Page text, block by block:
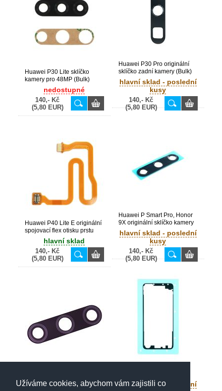
Užíváme cookies, abychom vám zajistili co
Huawei P30 Lite sklíčko
kamery pro 48MP (Bulk)
nedostupné
140,- Kč
(5,80 EUR)
Huawei P30 Pro originální
sklíčko zadní kamery (Bulk)
hlavní sklad - poslední
kusy
140,- Kč
(5,80 EUR)
Huawei P40 Lite E originální
spojovací flex otisku prstu
(Service Pack) - 03026FPR
hlavní sklad
140,- Kč
(5,80 EUR)
Huawei P Smart Pro, Honor
9X originální sklíčko kamery
(Bulk)
hlavní sklad - poslední
kusy
140,- Kč
(5,80 EUR)
sklíčko kamery (Bulk)
(Service Pack) - 51639769
hlavní sklad - poslední